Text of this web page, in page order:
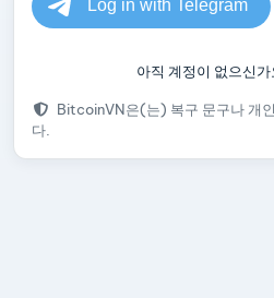
아직 계정이 없으신가
BitcoinVN은(는) 복구 문구나 개
다.